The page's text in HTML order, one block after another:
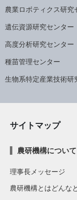
農業ロボティクス研究
遺伝資源研究センター
高度分析研究センター
種苗管理センター
生物系特定産業技術研
サイトマップ
農研機構について
理事長メッセージ
農研機構とはどんな